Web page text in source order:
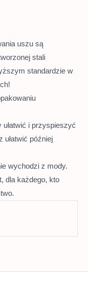
uszu są
stali
standardzie w
ułatwić i przyspieszyć
ułatwić później
wychodzi z mody.
dla każdego, kto